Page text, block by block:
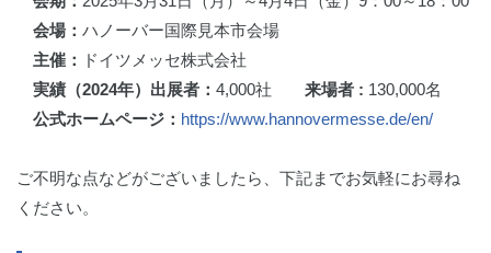
会場： ハノーバー国際見本市会場
主催：
ドイツメッセ株式会社
実績（2024年）出展者： 4,000社 来場者 : 130,000名
公式ホームページ： https://www.hannovermesse.de/en/
ご不明な点などがございましたら、下記までお気軽にお尋ね
ください。